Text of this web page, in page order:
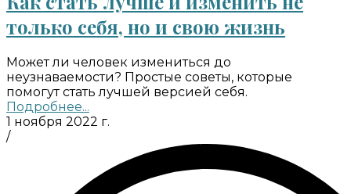
только себя, но и свою жизнь
Может ли человек измениться до
неузнаваемости? Простые советы, которые
помогут стать лучшей версией себя.
Подробнее...
1 ноября 2022 г.
/